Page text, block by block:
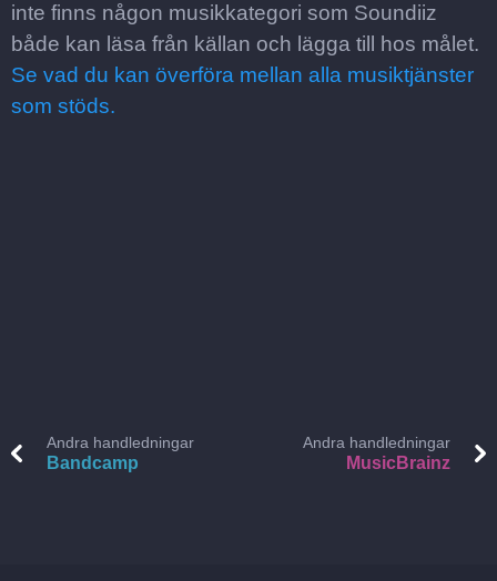
inte finns någon musikkategori som Soundiiz
både kan läsa från källan och lägga till hos målet.
Se vad du kan överföra mellan alla musiktjänster
som stöds.
Andra handledningar
Bandcamp
Andra handledningar
MusicBrainz